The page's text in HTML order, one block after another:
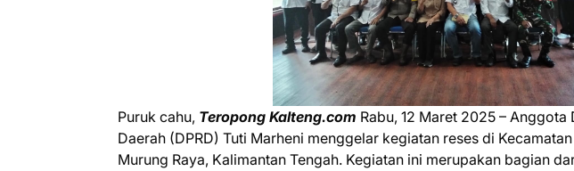
Puruk cahu, Teropong Kalteng.com Rabu, 12 Maret 2025 –
Daerah (DPRD) Tuti Marheni menggelar kegiatan reses di
Murung Raya, Kalimantan Tengah. Kegiatan ini merupakan bagian